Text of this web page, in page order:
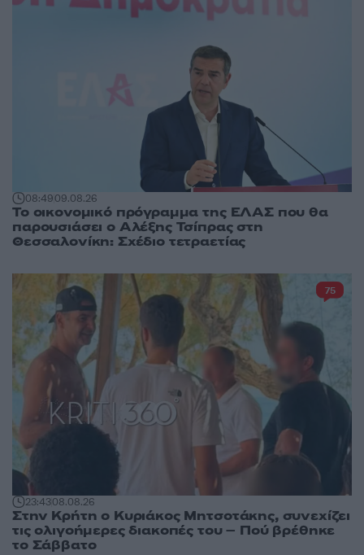
08:4909.08.26
Το οικονομικό πρόγραμμα της ΕΛΑΣ που θα
παρουσιάσει ο Αλέξης Τσίπρας στη
Θεσσαλονίκη: Σχέδιο τετραετίας
23:4308.08.26
Στην Κρήτη ο Κυριάκος Μητσοτάκης, συνεχίζει
τις ολιγοήμερες διακοπές του – Πού βρέθηκε
το Σάββατο
75